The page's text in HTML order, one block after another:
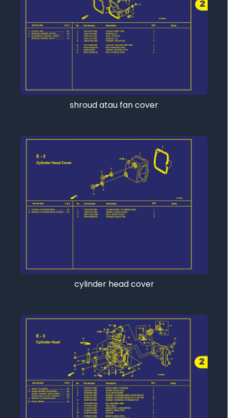
shroud atau fan cover
cylinder head cover
Tutup